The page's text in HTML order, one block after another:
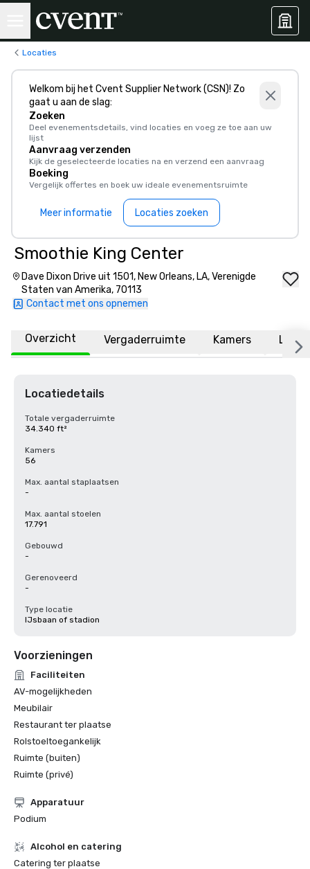
Locaties
Welkom bij het Cvent Supplier Network (CSN)! Zo
gaat u aan de slag:
Zoeken
Deel evenementsdetails, vind locaties en voeg ze toe aan uw
lijst
Aanvraag verzenden
Kijk de geselecteerde locaties na en verzend een aanvraag
Boeking
Vergelijk offertes en boek uw ideale evenementsruimte
Meer informatie Locaties zoeken
Smoothie King Center
Dave Dixon Drive uit 1501, New Orleans, LA, Verenigde
Staten van Amerika, 70113
Contact met ons opnemen
Overzicht Vergaderruimte Kamers
Locatiedetails
Totale vergaderruimte
34.340 ft²
Kamers
56
Max. aantal staplaatsen
-
Max. aantal stoelen
17.791
Gebouwd
-
Gerenoveerd
-
Type locatie
IJsbaan of stadion
Voorzieningen
Faciliteiten
AV-mogelijkheden
Meubilair
Restaurant ter plaatse
Rolstoeltoegankelijk
Ruimte (buiten)
Ruimte (privé)
Apparatuur
Podium
Alcohol en catering
Catering ter plaatse